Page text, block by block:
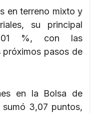
en terreno mixto y
su principal
%, con las
pasos de
en la Bolsa de
3,07 puntos,